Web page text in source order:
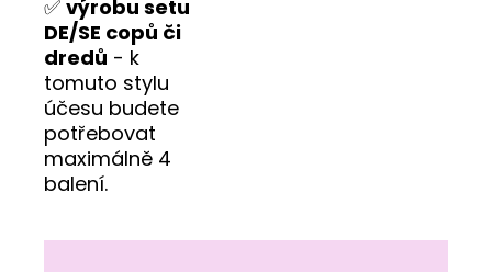
✅ výrobu setu
DE/SE copů či
dredů - k
tomuto stylu
účesu budete
potřebovat
maximálně 4
balení.